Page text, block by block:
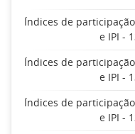
Índices de
e IPI -
Índices de
e IPI -
Índices de
e IPI -